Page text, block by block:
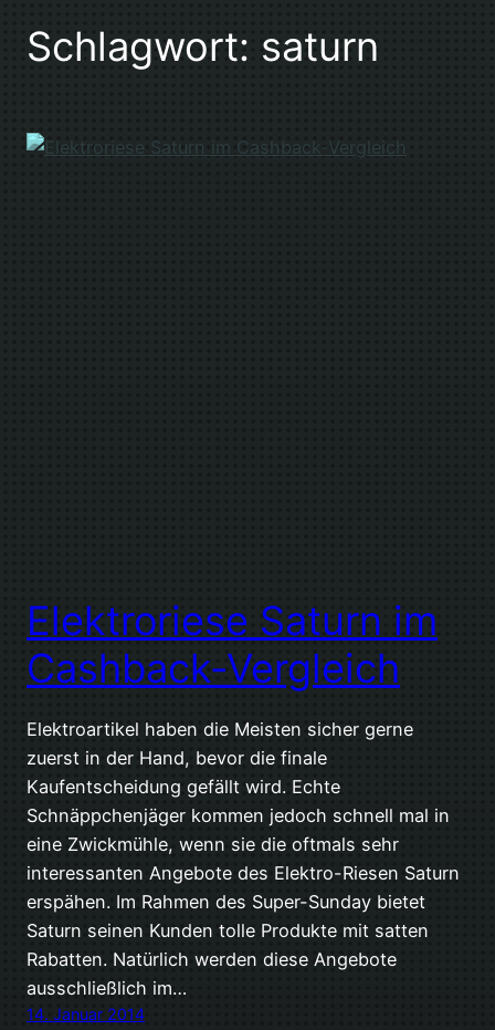
Schlagwort: saturn
Elektroriese Saturn im
Cashback-Vergleich
Elektroartikel haben die Meisten sicher gerne
zuerst in der Hand, bevor die finale
Kaufentscheidung gefällt wird. Echte
Schnäppchenjäger kommen jedoch schnell mal in
eine Zwickmühle, wenn sie die oftmals sehr
interessanten Angebote des Elektro-Riesen Saturn
erspähen. Im Rahmen des Super-Sunday bietet
Saturn seinen Kunden tolle Produkte mit satten
Rabatten. Natürlich werden diese Angebote
ausschließlich im…
14. Januar 2014